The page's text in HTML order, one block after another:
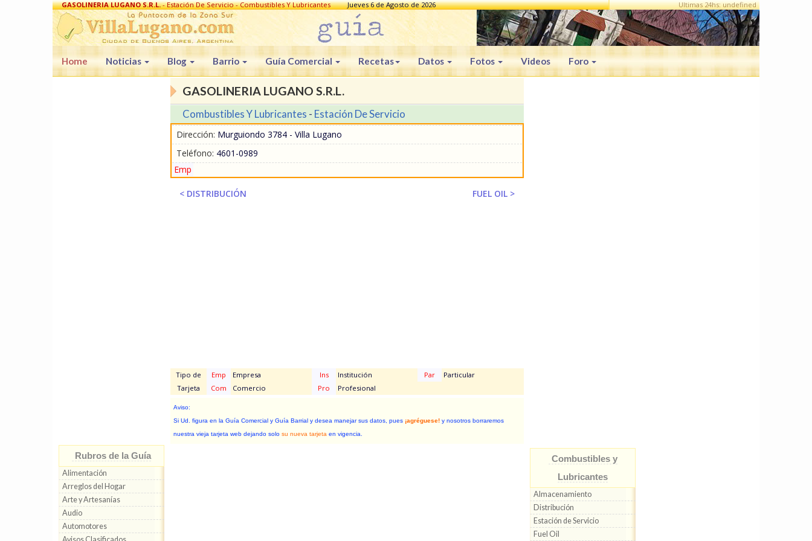
GASOLINERIA LUGANO S.R.L.- Estación De Servicio - Combustibles Y Lubricantes
en Villa Lugano
Jueves 6 de Agosto de 2026 Ultimas 24hs: undefined
Home Noticias Blog Barrio Guía Comercial Recetas Datos Fotos Videos Foro
Rubros de la Guía
Alimentación
Arreglos del Hogar
Arte y Artesanías
Audio
Automotores
GASOLINERIA LUGANO S.R.L.
Combustibles Y Lubricantes - Estación De Servicio
Dirección: Murguiondo 3784 - Villa Lugano
Teléfono: 4601-0989
Emp
< DISTRIBUCIÓN FUEL OIL >
Tipo de
Tarjeta
Emp Empresa Ins Institución Par
Particular
Com
Comercio Pro Profesional
Aviso:
Si Ud. figura en la Guía Comercial y Guía Barrial y desea manejar sus datos, pues ¡agréguese! y nosotros borraremos
nuestra vieja tarjeta web dejando solo su nueva tarjeta en vigencia.
Combustibles y
Lubricantes
Almacenamiento
Distribución
Estación de Servicio
Fuel Oil